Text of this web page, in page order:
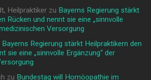
Heilpraktikerzu Bayerns Regierung stärkt
Rücken und nennt sie eine „sinnvolle
Versorgung
Bayerns Regierung stärkt Heilpraktikern den
sie eine „sinnvolle Ergänzung“ der
zu Bundestag will Homöopathie im